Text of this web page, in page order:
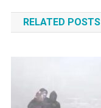
RELATED POSTS